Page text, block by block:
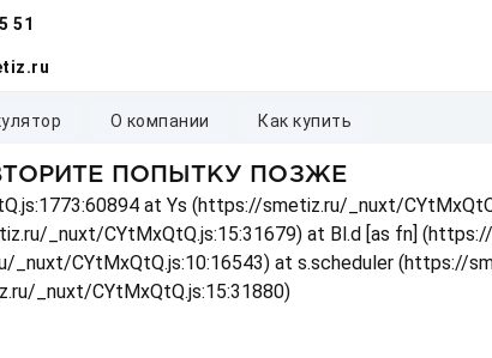
51
о компании как купить
ПОПЫТКУ ПОЗЖЕ
at Ys (https://smetiz.ru/_nuxt/
_nuxt/CYtMxQtQ.js:15:31679) at Bl.d [as fn]
CYtMxQtQ.js:10:16543) at s.scheduler (https://
_nuxt/CYtMxQtQ.js:15:31880)